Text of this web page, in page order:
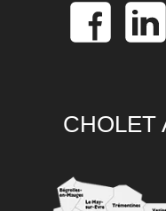
CHOLET